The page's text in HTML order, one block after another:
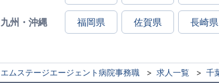
九州・沖縄 福岡県 佐賀県 長崎県
エムステージエージェント病院事務職 求人一覧 千